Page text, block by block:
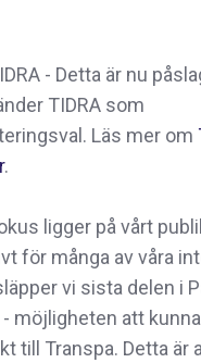
- Detta är nu
TIDRA som
Läs mer om
.
ligger på vårt
för många av våra
vi sista delen i
möjligheten att
till Transpa. Detta är